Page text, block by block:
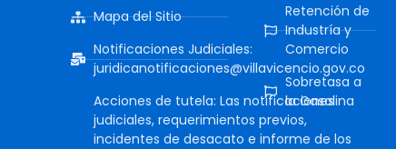
Mapa del Sitio
Notificaciones Judiciales:
juridicanotificaciones@villavicencio.gov.co
Acciones de tutela: Las notificaciones
judiciales, requerimientos previos,
incidentes de desacato e informe de los
Retención de
Industría y
Comercio
Sobretasa a
la Gasolina